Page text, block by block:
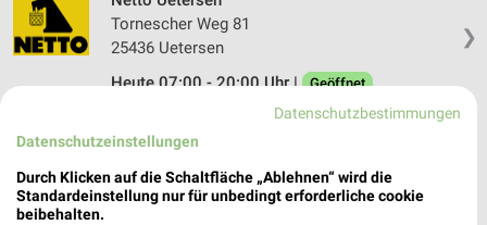
❯
Tornescher Weg 81
25436 Uetersen
Heute 07:00 - 20:00 Uhr | Geöffnet
280,10 km • Angebote: 2 Prospekte
Angebote-Kalender für NETTO in
Datenschutzbestimmungen
Datenschutzeinstellungen
Durch Klicken auf die Schaltfläche „Ablehnen“ wird die
Standardeinstellung nur für unbedingt erforderliche cookie
beibehalten.